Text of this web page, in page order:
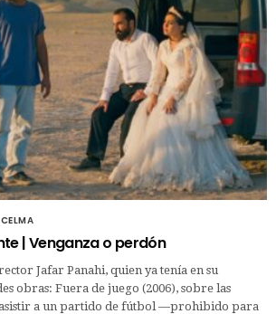
| Venganza o perdón
Jafar Panahi, quien ya tenía en su
obras: Fuera de juego (2006), sobre las
a un partido de fútbol —prohibido para